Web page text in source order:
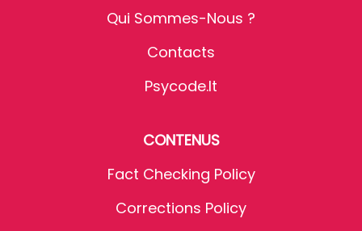
Qui Sommes-Nous ?
Contacts
Psycode.it
CONTENUS
Fact Checking Policy
Corrections Policy